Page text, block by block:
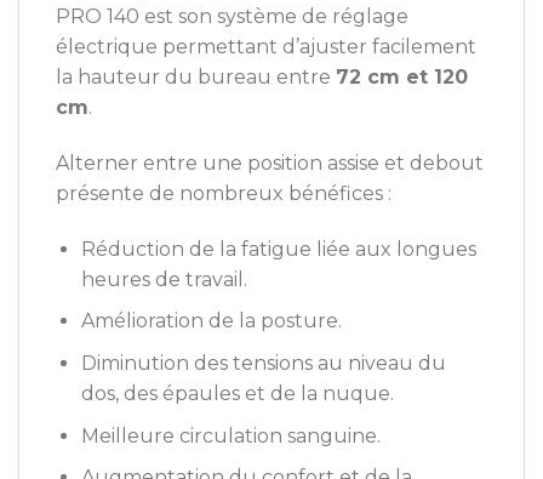
PRO 140 est son système de réglage
électrique permettant d’ajuster facilement
la hauteur du bureau entre 72 cm et 120
cm.
Alterner entre une position assise et debout
présente de nombreux bénéfices :
Réduction de la fatigue liée aux longues
heures de travail.
Amélioration de la posture.
Diminution des tensions au niveau du
dos, des épaules et de la nuque.
Meilleure circulation sanguine.